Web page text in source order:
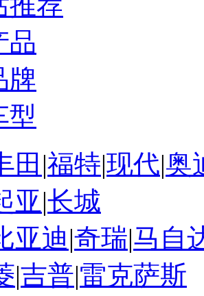
品
牌
型
田 |福特|现代|奥
亚|长城
亚迪|奇瑞|马自
|吉普|雷克萨斯